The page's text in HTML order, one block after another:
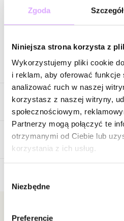
Zgoda
Niniejsza strona korzysta z
Wykorzystujemy pliki cookie
i reklam, aby oferować funkcje
analizować ruch w naszej
korzystasz z naszej witryny,
społecznościowym,
Partnerzy mogą połączyć te
otrzymanymi od Ciebie lub
korzystania z ich usług.
zgody
Niezbędne
Preferencje
Zapytaj o produkt
Opis produktu
Delikatna, pełna wdzięku i
kwiatów. Ta bransoletka łączy
kamieniami w odcieniach
harmonijną kompozycję o
Centralnym elementem jest
koniczyny, symbolizująca szczęście,
detale podkreślają jej elegancki
w wiosenne i letnie stylizacje, ale
Cechy produktu
Kryształki
Kolor metalu
Opinie
Brak opinii
Newsletter